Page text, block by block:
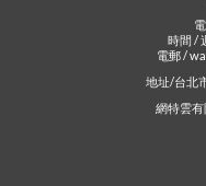
時間 /
電郵 /
地址/台北
網特雲